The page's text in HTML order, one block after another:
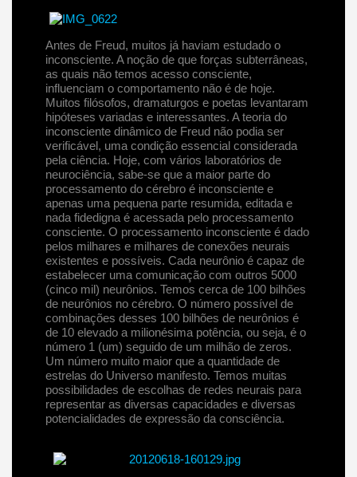
Antes de Freud, muitos já haviam estudado o
inconsciente. A noção de que forças subterrâneas,
as quais não temos acesso consciente,
influenciam o comportamento não é de hoje.
Muitos filósofos, dramaturgos e poetas levantaram
hipóteses variadas e interessantes. A teoria do
inconsciente dinâmico de Freud não podia ser
verificável, uma condição essencial considerada
pela ciência. Hoje, com vários laboratórios de
neurociência, sabe-se que a maior parte do
processamento do cérebro é inconsciente e
apenas uma pequena parte resumida, editada e
nada fidedigna é acessada pelo processamento
consciente. O processamento inconsciente é dado
pelos milhares e milhares de conexões neurais
existentes e possíveis. Cada neurônio é capaz de
estabelecer uma comunicação com outros 5000
(cinco mil) neurônios. Temos cerca de 100 bilhões
de neurônios no cérebro. O número possível de
combinações desses 100 bilhões de neurônios é
de 10 elevado a milionésima potência, ou seja, é o
número 1 (um) seguido de um milhão de zeros.
Um número muito maior que a quantidade de
estrelas do Universo manifesto. Temos muitas
possibilidades de escolhas de redes neurais para
representar as diversas capacidades e diversas
potencialidades de expressão da consciência.